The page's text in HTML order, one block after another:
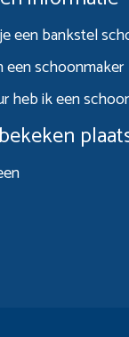
een bankstel
een schoonmaker
heb ik een